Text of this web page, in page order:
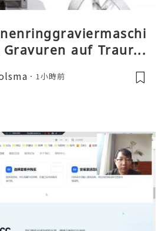
auf Traurin
1小時前